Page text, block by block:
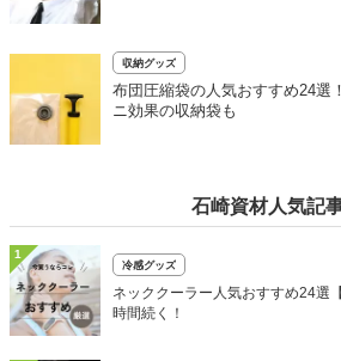
収納グッズ
布団圧縮袋の人気おすすめ24選
ニ効果の収納袋も
石崎資材人気記
1
冷感グッズ
ネッククーラー人気おすすめ24選
時間続く！